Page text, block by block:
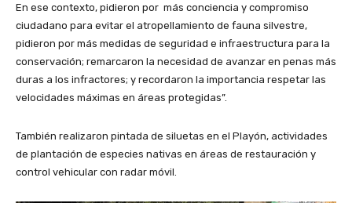
En ese contexto, pidieron por más conciencia y compromiso
ciudadano para evitar el atropellamiento de fauna silvestre,
pidieron por más medidas de seguridad e infraestructura para la
conservación; remarcaron la necesidad de avanzar en penas más
duras a los infractores; y recordaron la importancia respetar las
velocidades máximas en áreas protegidas”.
También realizaron pintada de siluetas en el Playón, actividades
de plantación de especies nativas en áreas de restauración y
control vehicular con radar móvil.